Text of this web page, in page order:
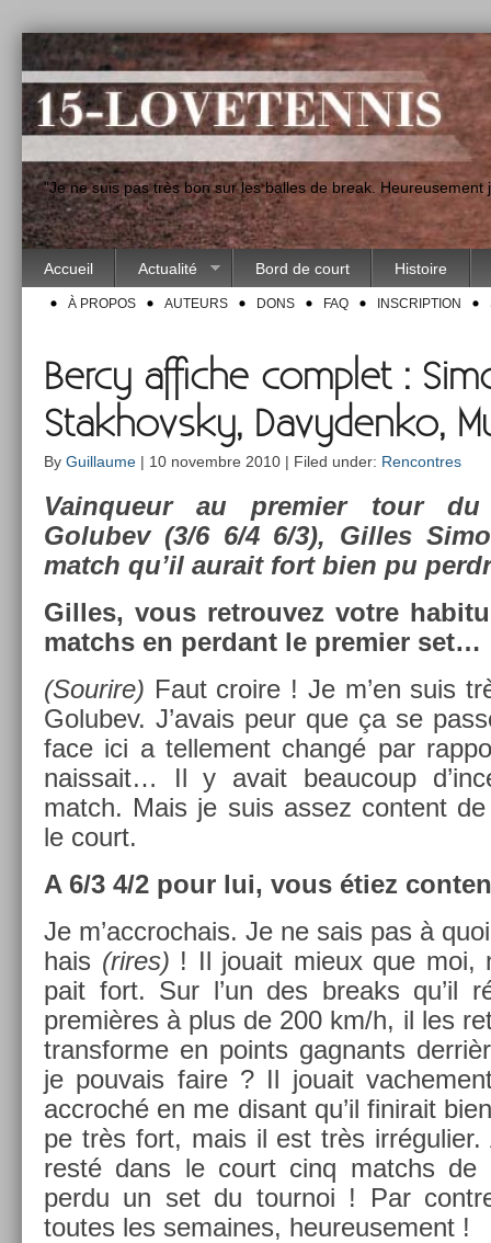
"Je ne suis pas très bon sur les balles de break.
Accueil Actualité Bord de court Histoire
À PROPOS AUTEURS DONS FAQ INSCRIPTION
Bercy affiche complet :
Stakhovsky, Davydenko,
By Guillaume | 10 novembre 2010 | Filed under: Rencontres
Vain­queur au pre­mi­er tour du
Golubev (3/6 6/4 6/3), Gil­les
match qu’il aurait fort bien pu
Gil­les, vous retro­uvez votre
matchs en per­dant le pre­mi­er set…
(Sourire) Faut croire ! Je m’en suis
Golubev. J’avais peur que ça se
face ici a tel­le­ment changé par
nais­sait… Il y avait be­aucoup
match. Mais je suis assez con­tent
le court.
A 6/3 4/2 pour lui, vous étiez
Je m’accroc­hais. Je ne sais pas à
hais (rires) ! Il jouait mieux que
pait fort. Sur l’un des breaks qu’il
premières à plus de 200 km/h, il les
trans­for­me en points gag­nants
je pouvais faire ? Il jouait
accroché en me dis­ant qu’il fin­irait
pe très fort, mais il est très ir­réguli­er.
resté dans le court cinq matchs de
perdu un set du tour­noi ! Par
toutes les semaines, heureuse­ment !